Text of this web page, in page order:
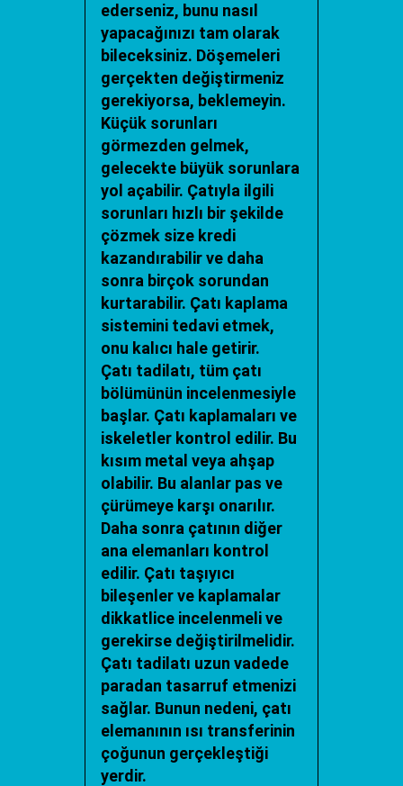
ederseniz, bunu nasıl
yapacağınızı tam olarak
bileceksiniz. Döşemeleri
gerçekten değiştirmeniz
gerekiyorsa, beklemeyin.
Küçük sorunları
görmezden gelmek,
gelecekte büyük sorunlara
yol açabilir. Çatıyla ilgili
sorunları hızlı bir şekilde
çözmek size kredi
kazandırabilir ve daha
sonra birçok sorundan
kurtarabilir. Çatı kaplama
sistemini tedavi etmek,
onu kalıcı hale getirir.
Çatı tadilatı, tüm çatı
bölümünün incelenmesiyle
başlar. Çatı kaplamaları ve
iskeletler kontrol edilir. Bu
kısım metal veya ahşap
olabilir. Bu alanlar pas ve
çürümeye karşı onarılır.
Daha sonra çatının diğer
ana elemanları kontrol
edilir. Çatı taşıyıcı
bileşenler ve kaplamalar
dikkatlice incelenmeli ve
gerekirse değiştirilmelidir.
Çatı tadilatı uzun vadede
paradan tasarruf etmenizi
sağlar. Bunun nedeni, çatı
elemanının ısı transferinin
çoğunun gerçekleştiği
yerdir.